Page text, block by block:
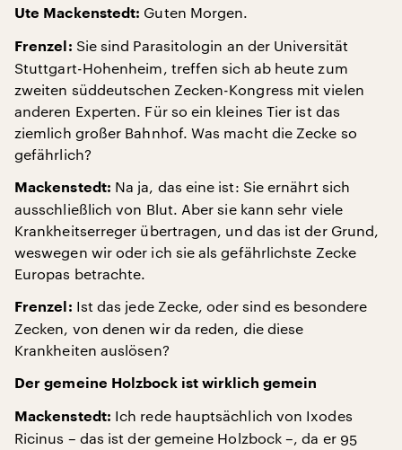
Ute Mackenstedt: Guten Morgen.
Frenzel: Sie sind Parasitologin an der Universität
Stuttgart-Hohenheim, treffen sich ab heute zum
zweiten süddeutschen Zecken-Kongress mit vielen
anderen Experten. Für so ein kleines Tier ist das
ziemlich großer Bahnhof. Was macht die Zecke so
gefährlich?
Mackenstedt: Na ja, das eine ist: Sie ernährt sich
ausschließlich von Blut. Aber sie kann sehr viele
Krankheitserreger übertragen, und das ist der Grund,
weswegen wir oder ich sie als gefährlichste Zecke
Europas betrachte.
Frenzel: Ist das jede Zecke, oder sind es besondere
Zecken, von denen wir da reden, die diese
Krankheiten auslösen?
Der gemeine Holzbock ist wirklich gemein
Mackenstedt: Ich rede hauptsächlich von Ixodes
Ricinus – das ist der gemeine Holzbock –, da er 95